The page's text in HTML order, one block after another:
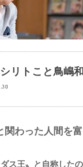
リトこと鳥嶋
関わった人間を
ダス王〟と自称した